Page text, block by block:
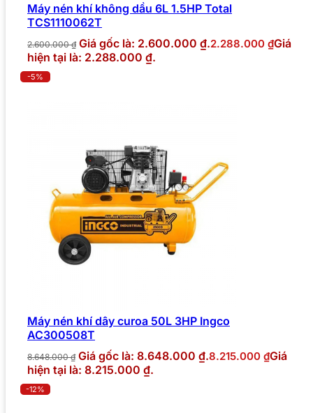
Máy nén khí không dầu 6L 1.5HP Total
TCS1110062T
2.600.000₫ Giá gốc là: 2.600.000 ₫.2.288.000 ₫Giá
hiện tại là: 2.288.000 ₫.
-5%
Máy nén khí dây curoa 50L 3HP Ingco
AC300508T
8.648.000₫ Giá gốc là: 8.648.000 ₫.8.215.000 ₫Giá
hiện tại là: 8.215.000 ₫.
-12%